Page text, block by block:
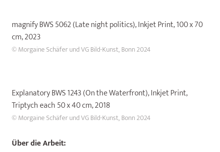
magnify BWS 5062 (Late night politics), Inkjet Print, 100 x 70
cm, 2023
© Morgaine Schäfer und VG Bild-Kunst, Bonn 2024
Explanatory BWS 1243 (On the Waterfront), Inkjet Print,
Triptych each 50 x 40 cm, 2018
© Morgaine Schäfer und VG Bild-Kunst, Bonn 2024
Über die Arbeit: